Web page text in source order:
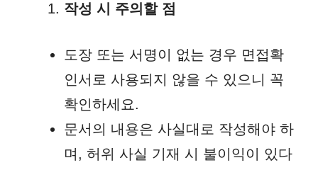
작성 시 주의할 점
도장 또는 서명이 없는 경우 면접확
인서로 사용되지 않을 수 있으니 꼭
확인하세요.
문서의 내용은 사실대로 작성해야 하
며, 허위 사실 기재 시 불이익이 있다